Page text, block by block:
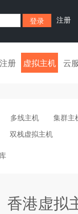
注册
册 虚拟主机 云
多线主机
集群主
双栈虚拟主机
香港虚拟